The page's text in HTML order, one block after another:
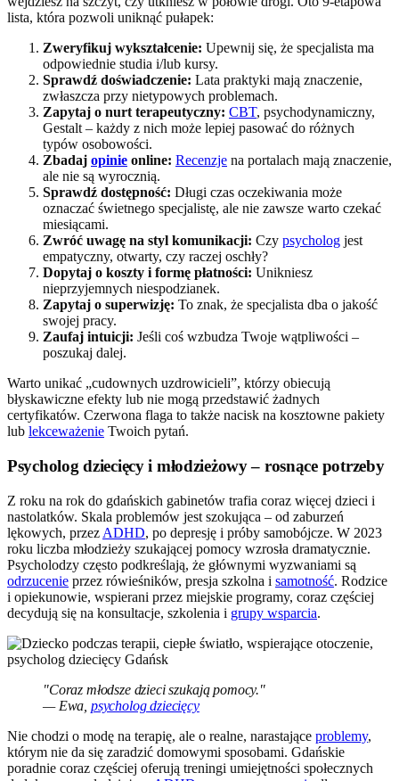
lista, która pozwoli uniknąć pułapek:
Zweryfikuj wykształcenie: Upewnij się, że specjalista ma
odpowiednie studia i/lub kursy.
Sprawdź doświadczenie: Lata praktyki mają znaczenie,
zwłaszcza przy nietypowych problemach.
Zapytaj o nurt terapeutyczny: CBT, psychodynamiczny,
Gestalt – każdy z nich może lepiej pasować do różnych
typów osobowości.
Zbadaj opinie online: Recenzje na portalach mają znaczenie,
ale nie są wyrocznią.
Sprawdź dostępność: Długi czas oczekiwania może
oznaczać świetnego specjalistę, ale nie zawsze warto czekać
miesiącami.
Zwróć uwagę na styl komunikacji: Czy psycholog jest
empatyczny, otwarty, czy raczej oschły?
Dopytaj o koszty i formę płatności: Unikniesz
nieprzyjemnych niespodzianek.
Zapytaj o superwizję: To znak, że specjalista dba o jakość
swojej pracy.
Zaufaj intuicji: Jeśli coś wzbudza Twoje wątpliwości –
poszukaj dalej.
Warto unikać „cudownych uzdrowicieli”, którzy obiecują
błyskawiczne efekty lub nie mogą przedstawić żadnych
certyfikatów. Czerwona flaga to także nacisk na kosztowne pakiety
lub lekceważenie Twoich pytań.
Psycholog dziecięcy i młodzieżowy – rosnące potrzeby
Z roku na rok do gdańskich gabinetów trafia coraz więcej dzieci i
nastolatków. Skala problemów jest szokująca – od zaburzeń
lękowych, przez ADHD, po depresję i próby samobójcze. W 2023
roku liczba młodzieży szukającej pomocy wzrosła dramatycznie.
Psycholodzy często podkreślają, że głównymi wyzwaniami są
odrzucenie przez rówieśników, presja szkolna i samotność. Rodzice
i opiekunowie, wspierani przez miejskie programy, coraz częściej
decydują się na konsultacje, szkolenia i grupy wsparcia.
"Coraz młodsze dzieci szukają pomocy."
— Ewa, psycholog dziecięcy
Nie chodzi o modę na terapię, ale o realne, narastające problemy,
którym nie da się zaradzić domowymi sposobami. Gdańskie
poradnie coraz częściej oferują treningi umiejętności społecznych